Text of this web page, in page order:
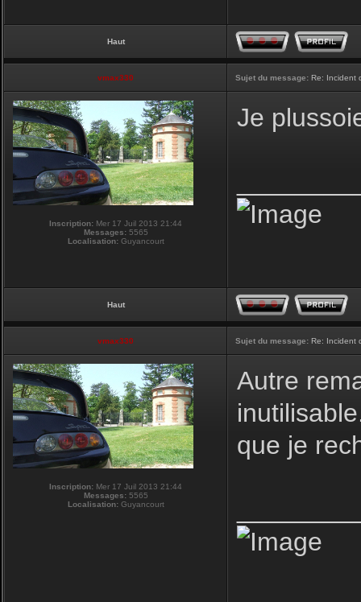
Haut
vmax330 Sujet du message: Re: Incident
Inscription: Mer 17 Juil 2013 21:44
Messages:5565
Localisation:Guyancourt
Je
Haut
vmax330 Sujet du message: Re: Incident
Inscription: Mer 17 Juil 2013 21:44
Messages:5565
Localisation:Guyancourt
Autre
que je